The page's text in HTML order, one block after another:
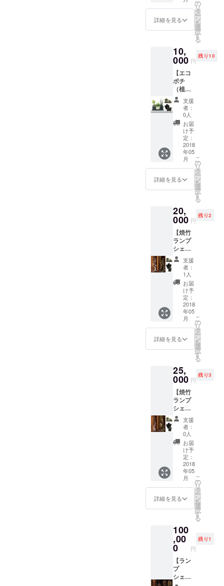
くの
者自身
のアド
合もご
ざいま
す。 描
いてほ
しい人
物の写
真を下
記メー
ルアド
レスま
で送付
くださ
い。
メール
アドレ
tabisur
umang
d.com
写真送
付後２
か月以
内に
メール
にて
データ
を送付
いたし
ます。
「旅す
る漫画
家シ
ミ」
book
https://
cebook.
com/ind
ianlion4
5/ ★ブ
ログ
「旅す
る漫画
家
(http://y
osukes
himizu.
com)」
★イン
スタグ
ラム
（india
nlion45
）
ン！
です！
＜竹
あかり
田(ちか)
三城(け
ん)とス
タッフ
の３名
が竹あ
かりに
ついて
もっと
知って
いただ
くため
に3/31
の福島
を皮切
りに
6/24の
全国を
巡り竹
あかり
の輪を
広げま
す。 ※
本の画
像はイ
メージ
です。
ド+竹炭
+ステッ
カー」
の３点
です！
竹の繊
維を入
れ込ん
だ紙
に 竹
あかり
のデザ
インを
加工し
たバン
ブー
ペー
パー
シェー
ド ※４
種類の
んで頂
き、リ
ターン
購入時
備考欄
にお好
きな柄
の種類
をご記
入お願
いしま
す。 柄
の種類
「羽
（Hane
)・雲
(Kumo)
(Mebuki
)・麻
(Asa)）
CHIKA
KEN ×
canaar
ea ×
T.BANB
US チー
ム コラ
ボ作品
ーーー
ーーー
ーーー
ーーー
ーーー
ーーー
ーーー
ea
⇒https:
//canaa
rea.jim
do.com/
T.BANB
US-
詳細を見る
の
リ
タ
ー
ン
を
選
択
す
る
10,
000 円
残り10
【エコ
ポチ
（植物
３種
類）
コー
ス】
「エコ
ポチ
（植
物：パ
キラ、
ペペロ
ミア・
ピク
シー、
ベリ
ア・ミ
カド）
+竹炭
+ステッ
カー」
の３点
セット
です！
大切に
してい
るのは
環境循
環の
「輪」
！
CHIKA
伐採し
た竹で
竹あか
りを作
り、使
用後は
竹炭に
再利用
しま
す。エ
コポチ
はその
竹炭を
消臭成
分とし
てポッ
トに使
リー
ン！一
番人気
の3個
セット
です。
支援
者：
0人
お届
け予
定：
2018
年05
月
詳細を見る
こ
の
リ
タ
ー
ン
を
選
択
す
る
20,
000 円
残り2
【焼竹
ランプ
シェー
ド
20000
円コー
ス】
「焼竹
ランプ
シェー
ド+竹炭
+ステッ
カー」
の３点
セット
です！
き入れ
をし青
竹とは
一味
違った
艶のあ
る風合
いのラ
ンプ
シェー
ドで
す。 落
ち着い
た雰囲
気、ど
の場
所、風
色合い
となっ
ており
ます。
※2種類
の中か
ら柄を
支援
者：
1人
お届
け予
定：
2018
年05
月
詳細を見る
こ
の
リ
タ
ー
ン
を
選
択
す
る
25,
000 円
残り3
【焼竹
ランプ
シェー
ド
25000
円コー
ス】
「焼竹
ランプ
シェー
ド+竹炭
+ステッ
カー」
の３点
セット
です！
き入れ
をし青
竹とは
一味
違った
艶のあ
る風合
支援
者：
0人
お届
け予
定：
2018
年05
月
詳細を見る
こ
の
リ
タ
ー
ン
を
選
択
す
る
100
,00
0 円
残り1
【ラン
プ
シェー